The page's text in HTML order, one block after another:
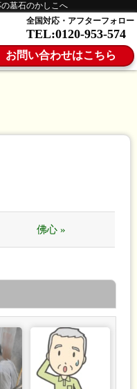
墓石のかしこへ
全国対応・アフターフォロー
TEL:0120-953-574
お問い合わせはこちら
佛心 »